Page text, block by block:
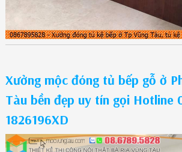
Xưởng mộc đóng tủ bếp gỗ ở
Tàu bền đẹp uy tín gọi Hotline
1826196XD